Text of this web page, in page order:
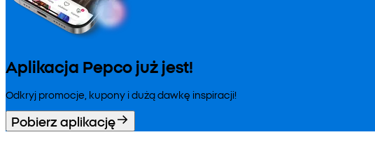
Aplikacja Pepco już jest!
Odkryj promocje, kupony i dużą dawkę inspiracji!
Pobierz aplikację